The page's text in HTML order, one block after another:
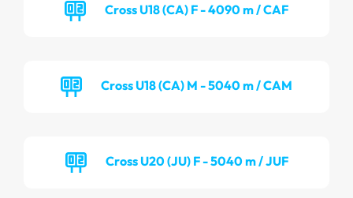
Cross U18 (CA) F - 4090 m / CAF
Cross U18 (CA) M - 5040 m / CAM
Cross U20 (JU) F - 5040 m / JUF